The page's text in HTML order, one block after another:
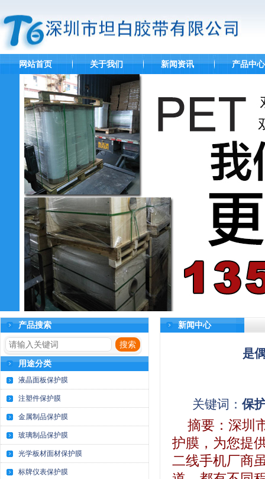
网站首页 关于我们 新闻资讯 产品中心
产品搜索
用途分类
液晶面板保护膜
注塑件保护膜
金属制品保护膜
玻璃制品保护膜
光学板材面材保护膜
标牌仪表保护膜
新闻中心
是
关键词：保
摘要： 深圳
护膜，为您提
二线手机厂商